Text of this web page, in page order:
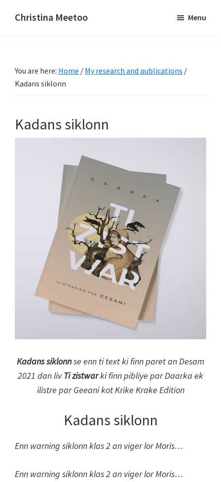
Christina Meetoo
and
Mauritius
Menu
You are here: Home / My research and publications /
Kadans siklonn
Kadans siklonn
Kadans siklonnse enn ti text ki finn paret an Desam
2021 dan livTi zistwarki finn pibliye par Daarka ek
ilistre par Geeani kot Krike Krake Edition
Kadans siklonn
Enn warning siklonn klas 2 an viger lor Moris…
Enn warning siklonn klas 2 an viger lor Moris…